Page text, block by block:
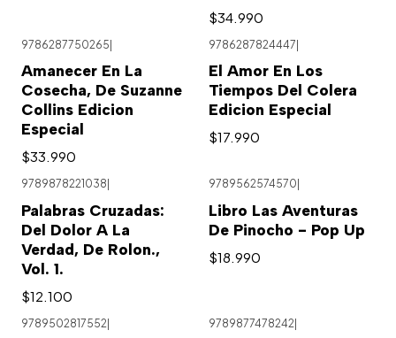
$34.990
9786287750265
Amanecer En La
Cosecha, De Suzanne
Collins Edicion
Especial
$33.990
9786287824447
El Amor En Los
Tiempos Del Colera
Edicion Especial
$17.990
9789878221038
Palabras Cruzadas:
Del Dolor A La
Verdad, De Rolon.,
Vol. 1.
$12.100
9789562574570
Libro Las Aventuras
De Pinocho - Pop Up
$18.990
9789502817552| 9789877478242|